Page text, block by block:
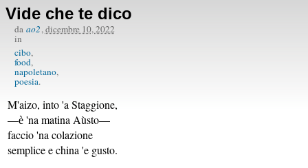
Vide che te dico
da ao2,dicembre 10, 2022
in
cibo
food
napoletano
poesia
M'aizo, into 'a Staggione,
—ѐ 'na matina Aùsto—
faccio 'na colazione
semplice e china 'e gusto.